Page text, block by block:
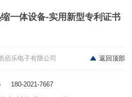
一体设备-实用新型专利证书
佰乐电子有限公司 返回顶部
180-2021-7667